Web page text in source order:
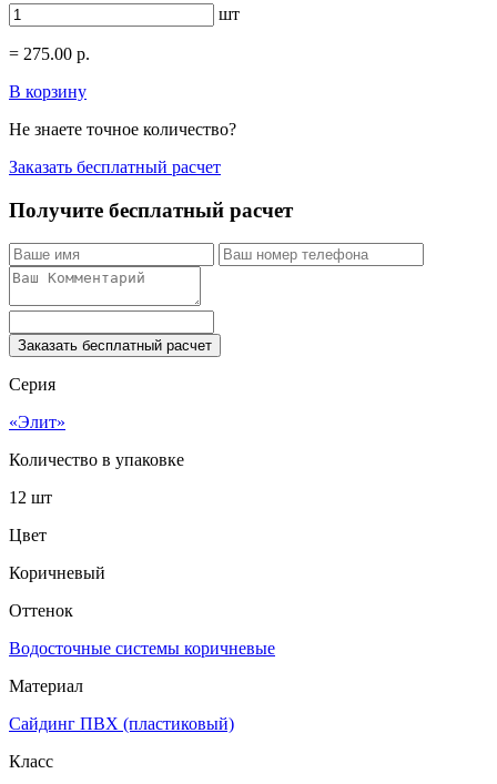
шт
= 275.00 р.
В корзину
Не знаете точное количество?
Заказать бесплатный расчет
Получите бесплатный расчет
Заказать бесплатный расчет
Серия
«Элит»
Количество в упаковке
12 шт
Цвет
Коричневый
Оттенок
Водосточные системы коричневые
Материал
Сайдинг ПВХ (пластиковый)
Класс